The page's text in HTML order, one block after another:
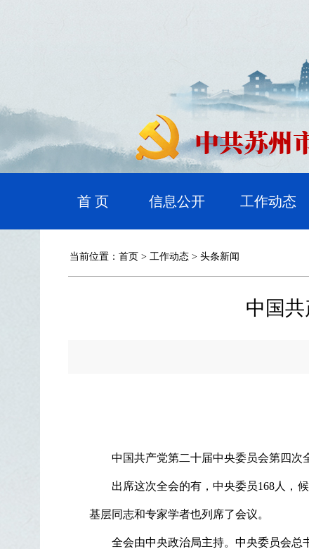
首 页 信息公开 工作动态
当前位置： 首页 > 工作动态 > 头条新闻
中国
中国共产党第二十届中央委员会第四次
出席这次全会的有，中央委员168人，
基层同志和专家学者也列席了会议。
全会由中央政治局主持。中央委员会总